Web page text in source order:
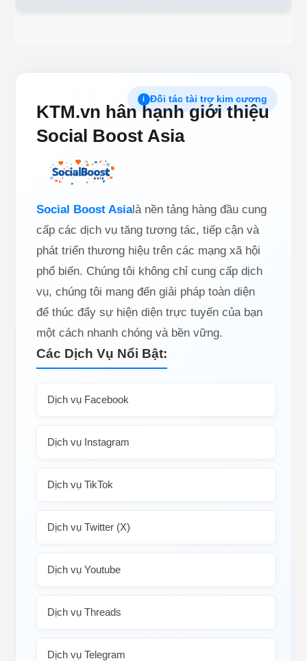
i Đối tác tài trợ kim cương
KTM.vn hân hạnh giới thiệu
Social Boost Asia
Social Boost Asialà nền tảng hàng đầu cung
cấp các dịch vụ tăng tương tác, tiếp cận và
phát triển thương hiệu trên các mạng xã hội
phổ biến. Chúng tôi không chỉ cung cấp dịch
vụ, chúng tôi mang đến giải pháp toàn diện
để thúc đẩy sự hiện diện trực tuyến của bạn
một cách nhanh chóng và bền vững.
Các Dịch Vụ Nổi Bật:
Dịch vụ Facebook
Dịch vụ Instagram
Dịch vụ TikTok
Dịch vụ Twitter (X)
Dịch vụ Youtube
Dịch vụ Threads
Dịch vụ Telegram